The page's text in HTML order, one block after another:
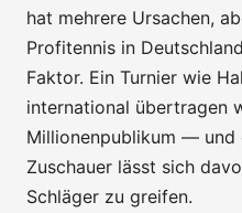
hat mehrere Ursachen,
Profitennis in
Faktor. Ein Turnier wie
international übertragen
Millionenpublikum — und
Zuschauer lässt sich
Schläger zu greifen.